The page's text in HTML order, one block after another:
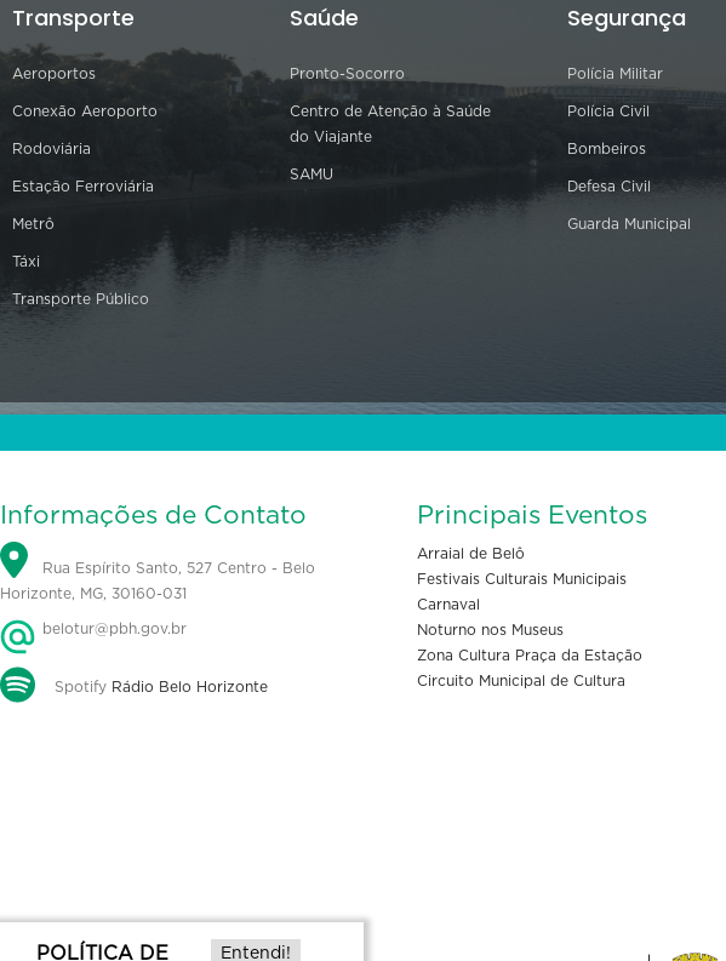
Transporte
Aeroportos
Conexão Aeroporto
Rodoviária
Estação Ferroviária
Metrô
Táxi
Transporte Público
Saúde
Pronto-Socorro
Centro de Atenção à Saúde
do Viajante
SAMU
Segurança
Polícia Militar
Polícia Civil
Bombeiros
Defesa Civil
Guarda Municipal
Informações de Contato
Rua Espírito Santo, 527 Centro - Belo
Horizonte, MG, 30160-031
belotur@pbh.gov.br
Spotify Rádio Belo Horizonte
Principais Eventos
Arraial de Belô
Festivais Culturais Municipais
Carnaval
Noturno nos Museus
Zona Cultura Praça da Estação
Circuito Municipal de Cultura
POLÍTICA DE Entendi!